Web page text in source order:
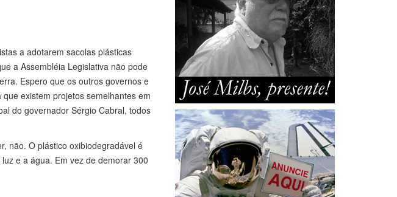
a adotarem sacolas plásticas
a Assembléia Legislativa não pode
Espero que os outros governos e
existem projetos semelhantes em
do governador Sérgio Cabral, todos
não. O plástico oxibiodegradável é
e a água. Em vez de demorar 300